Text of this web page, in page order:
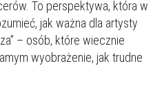
To perspektywa, która w
jak ważna dla artysty
– osób, które wiecznie
wyobrażenie, jak trudne